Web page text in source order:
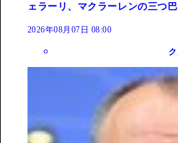
ェラーリ、マクラーレンの三つ
2026年08月07日 08:00